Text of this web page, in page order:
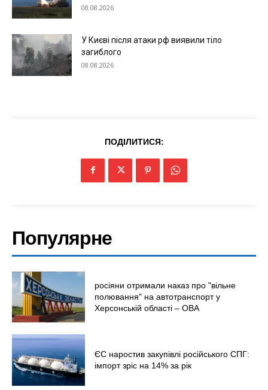
Меню
Київ
08.08.2026
У Києві після атаки рф виявили тіло
загиблого
08.08.2026
ПОДІЛИТИСЯ:
Популярне
росіяни отримали наказ про "вільне
полювання" на автотранспорт у
Херсонській області – ОВА
ЄС наростив закупівлі російського СПГ:
імпорт зріс на 14% за рік